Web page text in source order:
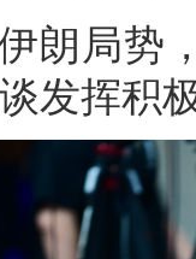
朗局势
发挥积